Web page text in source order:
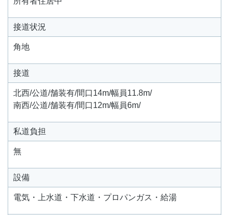
接道状況
角地
接道
北西/公道/舗装有/間口14m/幅員11.8m/
南西/公道/舗装有/間口12m/幅員6m/
私道負担
無
設備
電気・上水道・下水道・プロパンガス・給湯